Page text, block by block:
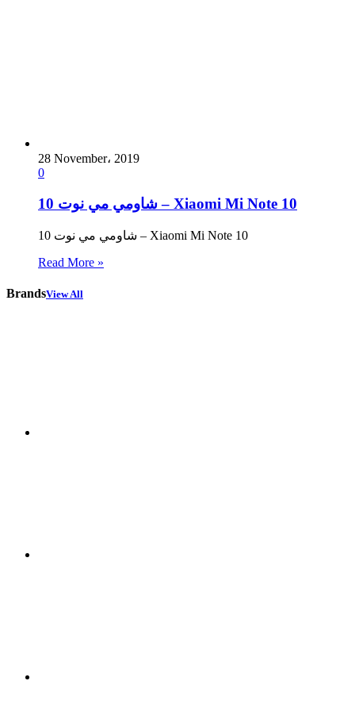
28 November، 2019
0
شاومي مي نوت 10 – Xiaomi Mi Note 10
شاومي مي نوت 10 – Xiaomi Mi Note 10
Read More »
BrandsView All